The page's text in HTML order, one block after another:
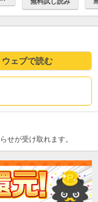
ウェブで読む
せが受け取れます。